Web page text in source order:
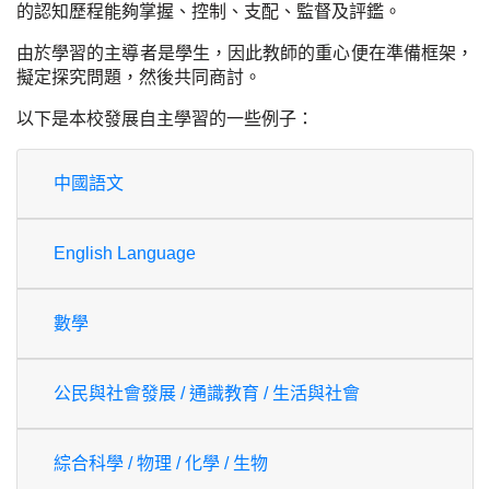
的認知歷程能夠掌握、控制、支配、監督及評鑑。
由於學習的主導者是學生，因此教師的重心便在準備框架，
擬定探究問題，然後共同商討。
以下是本校發展自主學習的一些例子：
中國語文
English Language
數學
公民與社會發展 / 通識教育 / 生活與社會
綜合科學 / 物理 / 化學 / 生物